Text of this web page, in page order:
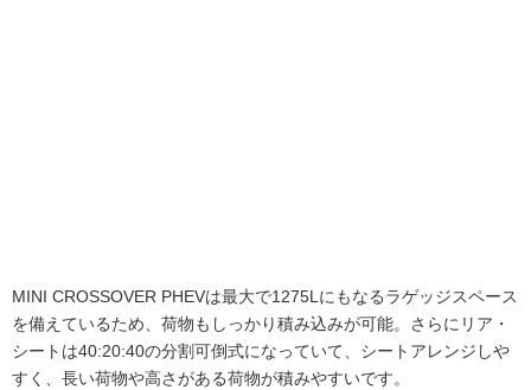
MINI CROSSOVER PHEVは最大で1275Lにもなるラゲッジスペース
を備えているため、荷物もしっかり積み込みが可能。さらにリア・
シートは40:20:40の分割可倒式になっていて、シートアレンジしや
すく、長い荷物や高さがある荷物が積みやすいです。